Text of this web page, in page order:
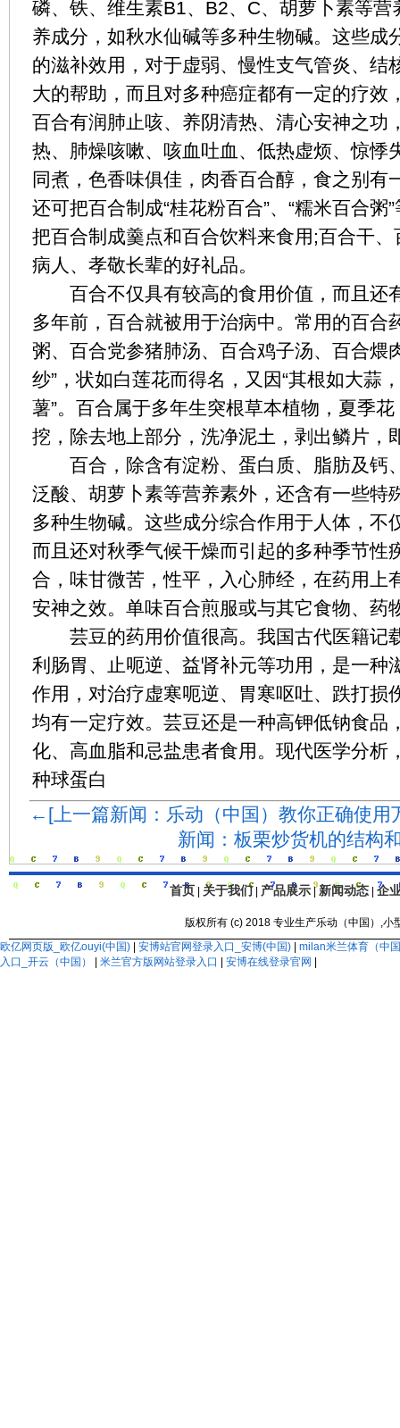
磷、铁、维生素B1、B2、C、胡萝卜素等
养成分，如秋水仙碱等多种生物碱。这些成
的滋补效用，对于虚弱、慢性支气管炎、结
大的帮助，而且对多种癌症都有一定的疗效
百合有润肺止咳、养阴清热、清心安神之功
热、肺燥咳嗽、咳血吐血、低热虚烦、惊悸
同煮，色香味俱佳，肉香百合醇，食之别有
还可把百合制成“桂花粉百合”、“糯米百合
把百合制成羹点和百合饮料来食用;百合干
病人、孝敬长辈的好礼品。
百合不仅具有较高的食用价值，而且还
多年前，百合就被用于治病中。常用的百合
粥、百合党参猪肺汤、百合鸡子汤、百合煨
纱”，状如白莲花而得名，又因“其根如大蒜
薯”。百合属于多年生突根草本植物，夏季
挖，除去地上部分，洗净泥土，剥出鳞片，
百合，除含有淀粉、蛋白质、脂肪及钙
泛酸、胡萝卜素等营养素外，还含有一些特
多种生物碱。这些成分综合作用于人体，不
而且还对秋季气候干燥而引起的多种季节性
合，味甘微苦，性平，入心肺经，在药用上
安神之效。单味百合煎服或与其它食物、药
芸豆的药用价值很高。我国古代医籍记
利肠胃、止呃逆、益肾补元等功用，是一种
作用，对治疗虚寒呃逆、胃寒呕吐、跌打损
均有一定疗效。芸豆还是一种高钾低钠食品
化、高血脂和忌盐患者食用。现代医学分析
种球蛋白
←[上一篇新闻：乐动（中国）教你正确使用
新闻：板栗炒货机的结构
首页 关于我们 产品展示 |新闻动态 |企
版权所有 (c) 2018 专业生产乐动（中国）,
欧亿网页版_欧亿ouyi(中国)
安博站官网登录入口_安博(中国)
milan米兰体育（中
入口_开云（中国）
米兰官方版网站登录入口 安博在线登录官网